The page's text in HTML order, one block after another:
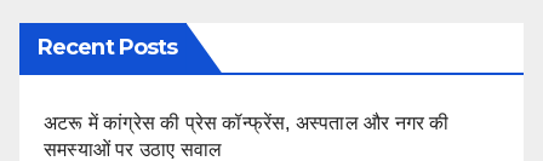
Recent Posts
अटरू में कांग्रेस की प्रेस कॉन्फ्रेंस, अस्पताल और नगर की
समस्याओं पर उठाए सवाल